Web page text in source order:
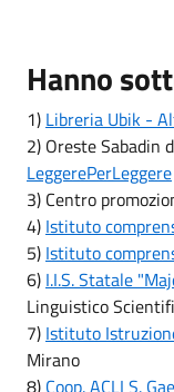
Hanno
1) Libreria Ubik -
2) Oreste Sabadin
LeggerePerLeggere
3) Centro
4) Istituto
5) Istituto
6) I.I.S. Statale
Linguistico
7) Istituto
Mirano
8) Coop. ACLI S.